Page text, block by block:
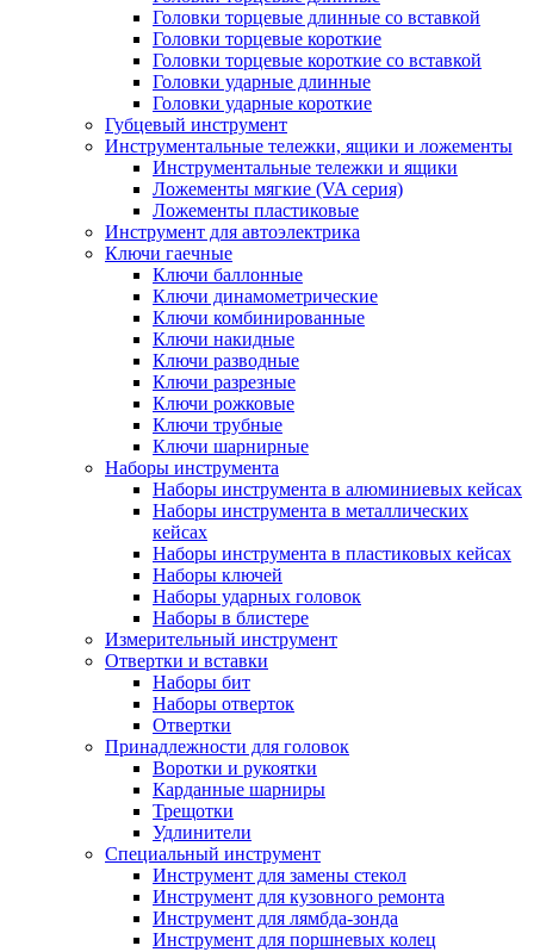
Головки торцевые длинные со вставкой
Головки торцевые короткие
Головки торцевые короткие со вставкой
Головки ударные длинные
Головки ударные короткие
Губцевый инструмент
Инструментальные тележки, ящики и ложементы
Инструментальные тележки и ящики
Ложементы мягкие (VA серия)
Ложементы пластиковые
Инструмент для автоэлектрика
Ключи гаечные
Ключи баллонные
Ключи динамометрические
Ключи комбинированные
Ключи накидные
Ключи разводные
Ключи разрезные
Ключи рожковые
Ключи трубные
Ключи шарнирные
Наборы инструмента
Наборы инструмента в алюминиевых кейсах
Наборы инструмента в металлических
кейсах
Наборы инструмента в пластиковых кейсах
Наборы ключей
Наборы ударных головок
Наборы в блистере
Измерительный инструмент
Отвертки и вставки
Наборы бит
Наборы отверток
Отвертки
Принадлежности для головок
Воротки и рукоятки
Карданные шарниры
Трещотки
Удлинители
Специальный инструмент
Инструмент для замены стекол
Инструмент для кузовного ремонта
Инструмент для лямбда-зонда
Инструмент для поршневых колец